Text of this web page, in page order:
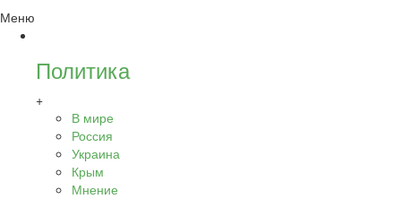
Меню
Политика
+
В мире
Россия
Украина
Крым
Мнение